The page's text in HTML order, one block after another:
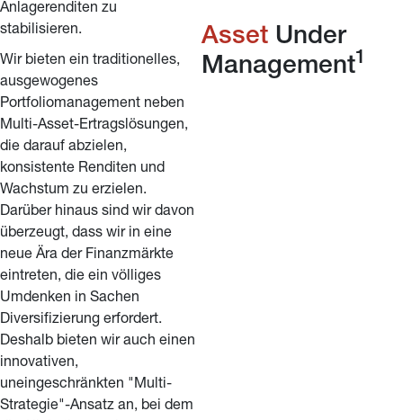
Anlagerenditen zu
stabilisieren.
Wir bieten ein traditionelles,
ausgewogenes
Portfoliomanagement neben
Multi-Asset-Ertragslösungen,
die darauf abzielen,
konsistente Renditen und
Wachstum zu erzielen.
Darüber hinaus sind wir davon
überzeugt, dass wir in eine
neue Ära der Finanzmärkte
eintreten, die ein völliges
Umdenken in Sachen
Diversifizierung erfordert.
Deshalb bieten wir auch einen
innovativen,
uneingeschränkten "Multi-
Strategie"-Ansatz an, bei dem
Asset Under
Management1